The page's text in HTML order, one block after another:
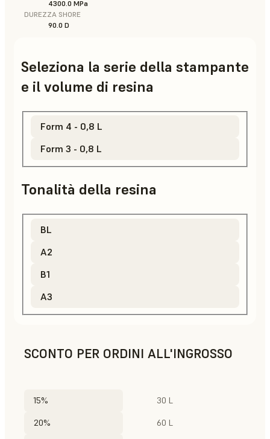
4300.0 MPa
DUREZZA SHORE
90.0 D
Seleziona la serie della stampante
e il volume di resina
Form 4 - 0,8 L
Form 3 - 0,8 L
Tonalità della resina
BL
A2
B1
A3
SCONTO PER ORDINI ALL'INGROSSO
15% 30 L
20% 60 L